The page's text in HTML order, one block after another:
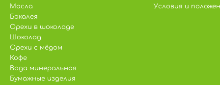
Масла
Бакалея
Орехи в шоколаде
Шоколад
Орехи с мёдом
Кофе
Вода минеральная
Бумажные изделия
Условия и